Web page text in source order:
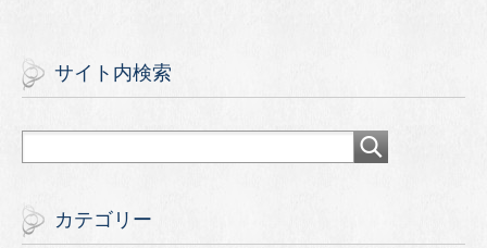
サイト内検索
カテゴリー